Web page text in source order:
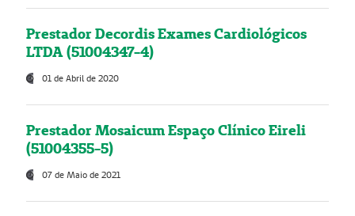
Prestador Decordis Exames Cardiológicos
LTDA (51004347-4)
01 de Abril de 2020
Prestador Mosaicum Espaço Clínico Eireli
(51004355-5)
07 de Maio de 2021